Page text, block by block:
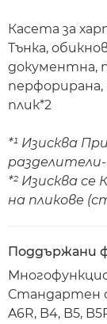
Касета за
Тънка,
документна,
перфорирана,
плик*2
*¹ Изисква
*² Изисква
на пликове
Поддържани
Стандартен
A6R, B4, B5,